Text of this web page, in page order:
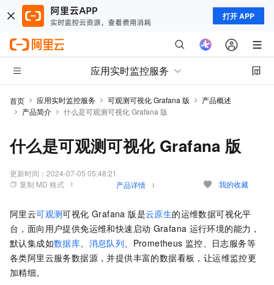
打开 APP
应用实时监控服务
首页 应用实时监控服务 可观测可视化 Grafana 版
产品概述
产品简介
什么是可观测可视化 Grafana 版
什么是可观测可视化 Grafana 版
更新时间： 2024-07-05 05:48:21
复制 MD 格式
产品详情 我的收藏
阿里云可观测可视化 Grafana 版是云原生的运维数据可视化平
台，面向用户提供免运维和快速启动 Grafana 运行环境的能力，
默认集成如数据库、 消息队列、Prometheus 监控、日志服务等
各类阿里云服务数据源，并提供丰富的数据看板，让运维监控更
加精细。